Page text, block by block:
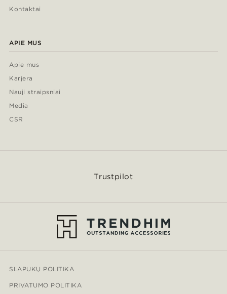
Kontaktai
APIE MUS
Apie mus
Karjera
Nauji straipsniai
Media
CSR
Trustpilot
SLAPUKŲ POLITIKA
PRIVATUMO POLITIKA